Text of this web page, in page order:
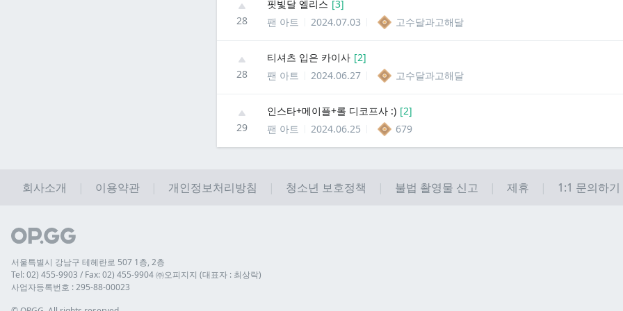
28
핏빛달 엘리스 [3]
팬 아트
2024.07.03 고수달과고해달
28
티셔츠 입은 카이사 [2]
팬 아트
2024.06.27 고수달과고해달
29
인스타+메이플+롤 디코프사 :) [2]
팬 아트
2024.06.25 679
회사소개 이용약관 개인정보처리방침 청소년 보호정책 불법 촬영물 신고 제휴 1:1 문의하기
서울특별시 강남구 테헤란로 507 1층, 2층
Tel: 02) 455-9903 / Fax: 02) 455-9904 ㈜오피지지 (대표자 : 최상락)
사업자등록번호 : 295-88-00023